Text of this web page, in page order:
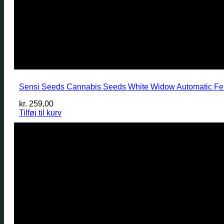
Sensi Seeds Cannabis Seeds White Widow Automatic
kr. 259,00
Tilføj til kurv